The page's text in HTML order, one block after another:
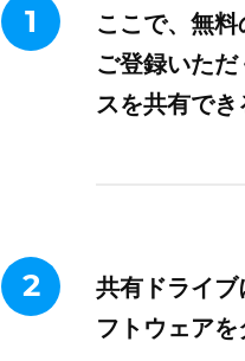
1 ここで、無
ご登録いた
スを共有で
2
共有ドライ
フトウェアを